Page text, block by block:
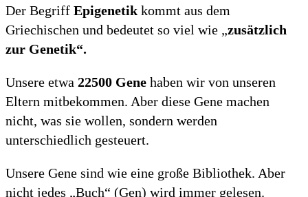
Der Begriff Epigenetik kommt aus dem
Griechischen und bedeutet so viel wie „zusätzlich
zur Genetik“.
Unsere etwa 22500 Gene haben wir von unseren
Eltern mitbekommen. Aber diese Gene machen
nicht, was sie wollen, sondern werden
unterschiedlich gesteuert.
Unsere Gene sind wie eine große Bibliothek. Aber
nicht jedes „Buch“ (Gen) wird immer gelesen.